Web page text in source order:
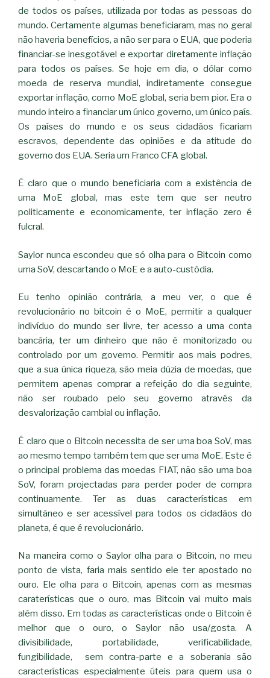
de todos os países, utilizada por todas as pessoas do
mundo. Certamente algumas beneficiaram, mas no geral
não haveria benefícios, a não ser para o EUA, que poderia
financiar-se inesgotável e exportar diretamente inflação
para todos os países. Se hoje em dia, o dólar como
moeda de reserva mundial, indiretamente consegue
exportar inflação, como MoE global, seria bem pior. Era o
mundo inteiro a financiar um único governo, um único país.
Os países do mundo e os seus cidadãos ficariam
escravos, dependente das opiniões e da atitude do
governo dos EUA. Seria um Franco CFA global.
É claro que o mundo beneficiaria com a existência de
uma MoE global, mas este tem que ser neutro
politicamente e economicamente, ter inflação zero é
fulcral.
Saylor nunca escondeu que só olha para o Bitcoin como
uma SoV, descartando o MoE e a auto-custódia.
Eu tenho opinião contrária, a meu ver, o que é
revolucionário no bitcoin é o MoE, permitir a qualquer
indivíduo do mundo ser livre, ter acesso a uma conta
bancária, ter um dinheiro que não é monitorizado ou
controlado por um governo. Permitir aos mais podres,
que a sua única riqueza, são meia dúzia de moedas, que
permitem apenas comprar a refeição do dia seguinte,
não ser roubado pelo seu governo através da
desvalorização cambial ou inflação.
É claro que o Bitcoin necessita de ser uma boa SoV, mas
ao mesmo tempo também tem que ser uma MoE. Este é
o principal problema das moedas FIAT, não são uma boa
SoV, foram projectadas para perder poder de compra
continuamente. Ter as duas características em
simultâneo e ser acessível para todos os cidadãos do
planeta, é que é revolucionário.
Na maneira como o Saylor olha para o Bitcoin, no meu
ponto de vista, faria mais sentido ele ter apostado no
ouro. Ele olha para o Bitcoin, apenas com as mesmas
caraterísticas que o ouro, mas Bitcoin vai muito mais
além disso. Em todas as características onde o Bitcoin é
melhor que o ouro, o Saylor não usa/gosta. A
divisibilidade, portabilidade, verificabilidade,
fungibilidade, sem contra-parte e a soberania são
características especialmente úteis para quem usa o